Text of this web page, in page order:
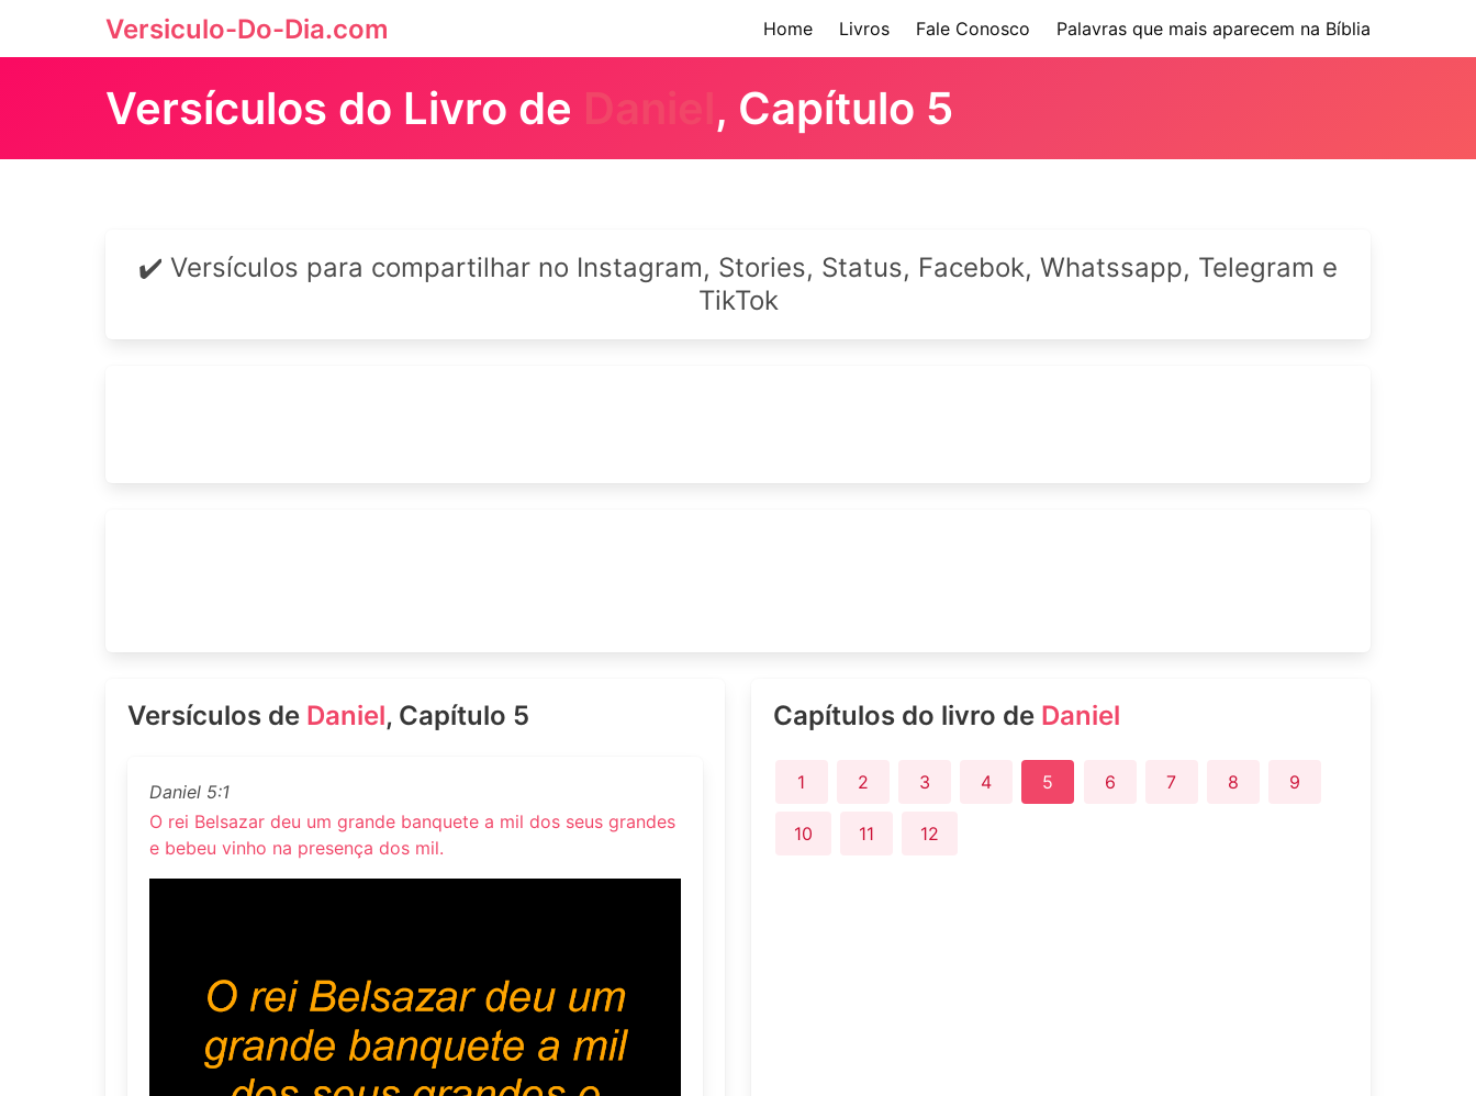
Versiculo-Do-Dia.com Home Livros Fale Conosco Palavras que mais aparecem na Bíblia
Versículos do Livro de Daniel , Capítulo 5
✔️ Versículos para compartilhar no Instagram, Stories, Status, Facebok, Whatssapp, Telegram e
TikTok
Versículos de Daniel, Capítulo 5
Daniel 5:1
O rei Belsazar deu um grande banquete a mil dos seus grandes
e bebeu vinho na presença dos mil.
Capítulos do livro de Daniel
1 2 3 4 5 6 7 8 9
10 11 12